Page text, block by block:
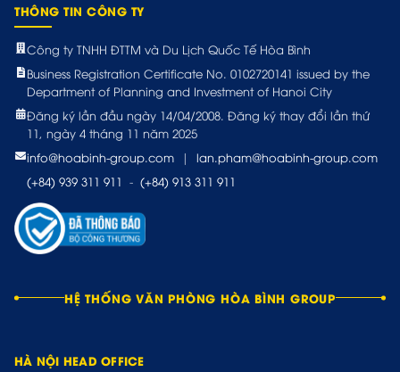
THÔNG TIN CÔNG TY
Công ty TNHH ĐTTM và Du Lịch Quốc Tế Hòa Bình
Business Registration Certificate No. 0102720141 issued by the
Department of Planning and Investment of Hanoi City
Đăng ký lần đầu ngày 14/04/2008. Đăng ký thay đổi lần thứ
11, ngày 4 tháng 11 năm 2025
info@hoabinh-group.com
|
lan.pham@hoabinh-group.com
(+84) 939 311 911 - (+84) 913 311 911
HỆ THỐNG VĂN PHÒNG HÒA BÌNH GROUP
HÀ NỘI HEAD OFFICE